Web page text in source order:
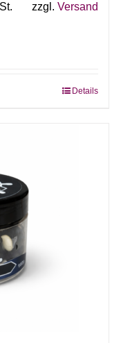
zzgl. Versand
Details